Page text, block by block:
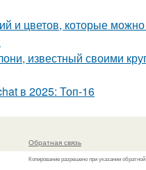
и цветов, которые
известный своими
в 2025: Топ-16
Обратная связь
Копирование разрешено при указании